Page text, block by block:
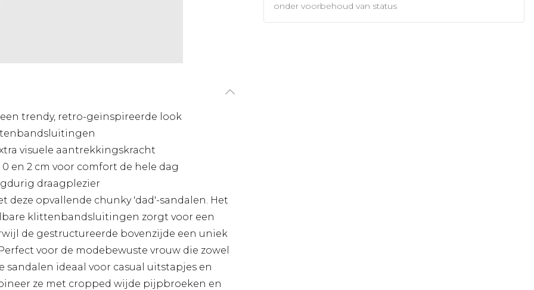
trendy, retro-geïnspireerde look
visuele aantrekkingskracht
en 2 cm voor comfort de hele dag
draagplezier
deze opvallende chunky 'dad'-sandalen. Het
klittenbandsluitingen zorgt voor een
de gestructureerde bovenzijde een uniek
voor de modebewuste vrouw die zowel
sandalen ideaal voor casual uitstapjes en
ze met cropped wijde pijpbroeken en
onder voorbehoud van status